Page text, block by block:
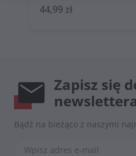
44,99 zł
Zapisz się
Bądź na bieżąco z naszymi